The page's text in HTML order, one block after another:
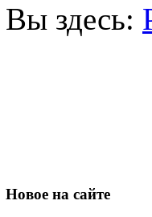
Вы здесь:
Новое на сайте